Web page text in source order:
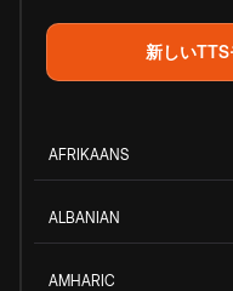
新しい
AFRIKAANS
ALBANIAN
AMHARIC